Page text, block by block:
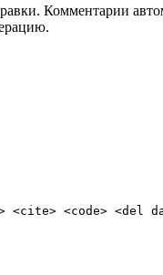
Комментарии
<code> <del